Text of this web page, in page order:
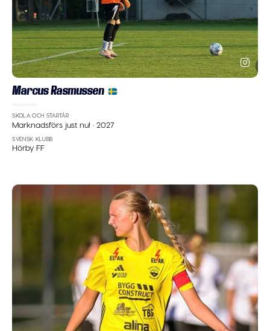
Marcus Rasmussen
SKOLA OCH STARTÅR
Marknadsförs just nu!·2027
SVENSK KLUBB
Hörby FF